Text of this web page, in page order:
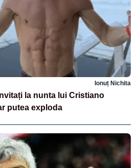
Ionuț Nichita
la nunta lui Cristiano
putea exploda